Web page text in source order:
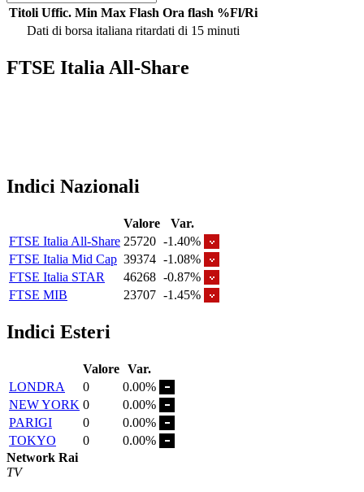
Titoli Uffic. Min Max Flash Ora flash %Fl/Ri
Dati di borsa italiana ritardati di 15 minuti
FTSE Italia All-Share
Indici Nazionali
Valore
Var.
FTSE Italia All-Share 25720 -1.40%
FTSE Italia Mid Cap 39374 -1.08%
FTSE Italia STAR
46268 -0.87%
FTSE MIB
23707 -1.45%
Indici Esteri
Valore Var.
LONDRA
0
0.00%
NEW YORK 0
0.00%
PARIGI
0
0.00%
TOKYO
0
0.00%
Network Rai
TV